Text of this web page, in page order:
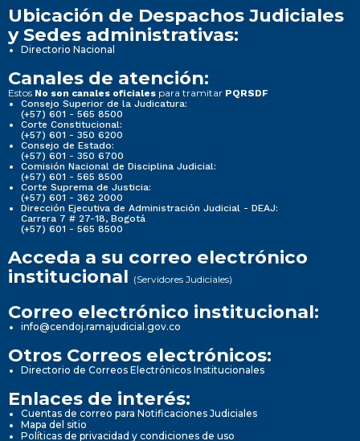
Ubicación de Despachos Judiciales
y Sedes administrativas:
Directorio Nacional
Canales de atención:
Estos No son canales oficiales para tramitar PQRSDF
Consejo Superior de la Judicatura:
(+57) 601 - 565 8500
Corte Constitucional:
(+57) 601 - 350 6200
Consejo de Estado:
(+57) 601 - 350 6700
Comisión Nacional de Disciplina Judicial:
(+57) 601 - 565 8500
Corte Suprema de Justicia:
(+57) 601 - 362 2000
Dirección Ejecutiva de Administración Judicial - DEAJ:
Carrera 7 # 27-18, Bogotá
(+57) 601 - 565 8500
Acceda a su correo electrónico
institucional (Servidores Judiciales)
Correo electrónico institucional:
info@cendoj.ramajudicial.gov.co
Otros Correos electrónicos:
Directorio de Correos Electrónicos Institucionales
Enlaces de interés:
Cuentas de correo para Notificaciones Judiciales
Mapa del sitio
Políticas de privacidad y condiciones de uso